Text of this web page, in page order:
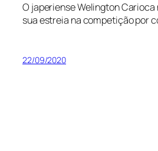
O japeriense Welington Carioca
sua estreia na competição por
22/09/2020